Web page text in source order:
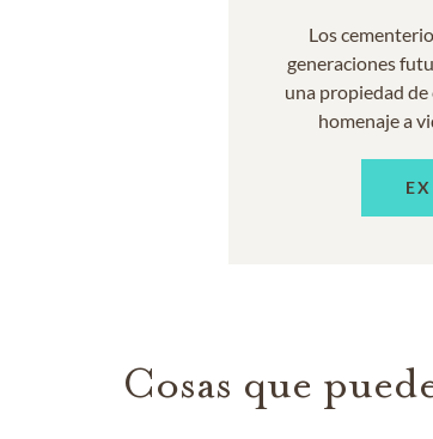
Los
generaciones
una propiedad
homenaje a
Cosas que